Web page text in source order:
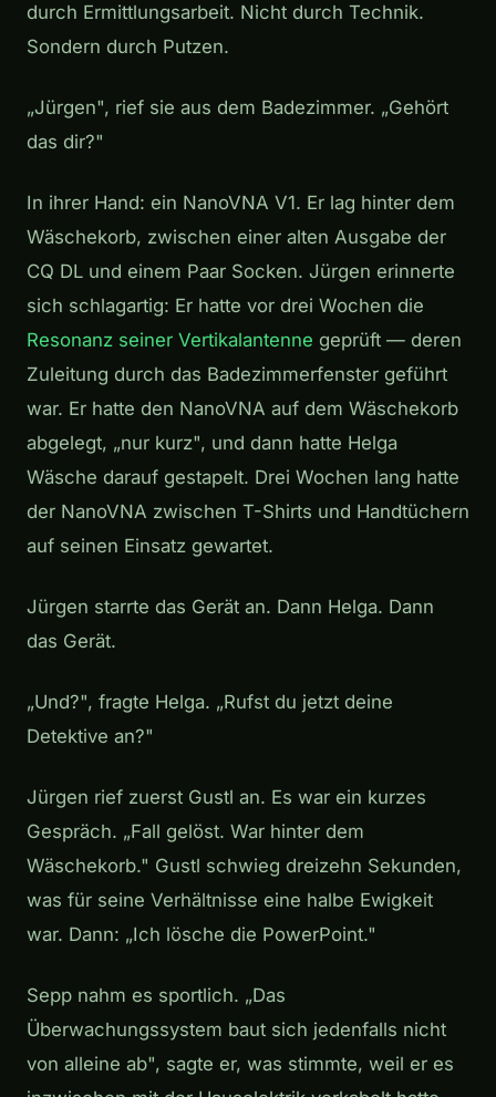
durch Ermittlungsarbeit. Nicht durch Technik.
Sondern durch Putzen.
„Jürgen", rief sie aus dem Badezimmer. „Gehört
das dir?"
In ihrer Hand: ein NanoVNA V1. Er lag hinter dem
Wäschekorb, zwischen einer alten Ausgabe der
CQ DL und einem Paar Socken. Jürgen erinnerte
sich schlagartig: Er hatte vor drei Wochen die
Resonanz seiner Vertikalantenne geprüft — deren
Zuleitung durch das Badezimmerfenster geführt
war. Er hatte den NanoVNA auf dem Wäschekorb
abgelegt, „nur kurz", und dann hatte Helga
Wäsche darauf gestapelt. Drei Wochen lang hatte
der NanoVNA zwischen T-Shirts und Handtüchern
auf seinen Einsatz gewartet.
Jürgen starrte das Gerät an. Dann Helga. Dann
das Gerät.
„Und?", fragte Helga. „Rufst du jetzt deine
Detektive an?"
Jürgen rief zuerst Gustl an. Es war ein kurzes
Gespräch. „Fall gelöst. War hinter dem
Wäschekorb." Gustl schwieg dreizehn Sekunden,
was für seine Verhältnisse eine halbe Ewigkeit
war. Dann: „Ich lösche die PowerPoint."
Sepp nahm es sportlich. „Das
Überwachungssystem baut sich jedenfalls nicht
von alleine ab", sagte er, was stimmte, weil er es